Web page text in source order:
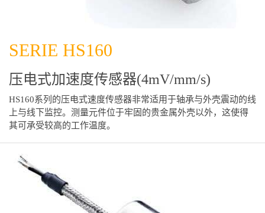
SERIE HS160
压电式加速度传感器(4mV/mm/s)
HS160系列的压电式速度传感器非常适用于轴承与外壳震动的线
上与线下监控。测量元件位于牢固的贵金属外壳以外，这使得
其可承受较高的工作温度。